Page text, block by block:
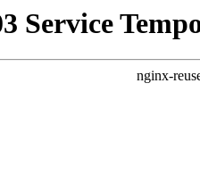
Service
nginx-